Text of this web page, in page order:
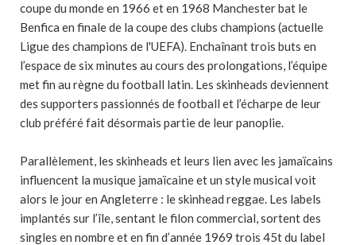
coupe du monde en 1966 et en 1968 Manchester bat le
Benfica en finale de la coupe des clubs champions (actuelle
Ligue des champions de l'UEFA). Enchaînant trois buts en
l’espace de six minutes au cours des prolongations, l’équipe
met fin au règne du football latin. Les skinheads deviennent
des supporters passionnés de football et l’écharpe de leur
club préféré fait désormais partie de leur panoplie.
Parallèlement, les skinheads et leurs lien avec les jamaïcains
influencent la musique jamaïcaine et un style musical voit
alors le jour en Angleterre : le skinhead reggae. Les labels
implantés sur l’île, sentant le filon commercial, sortent des
singles en nombre et en fin d’année 1969 trois 45t du label